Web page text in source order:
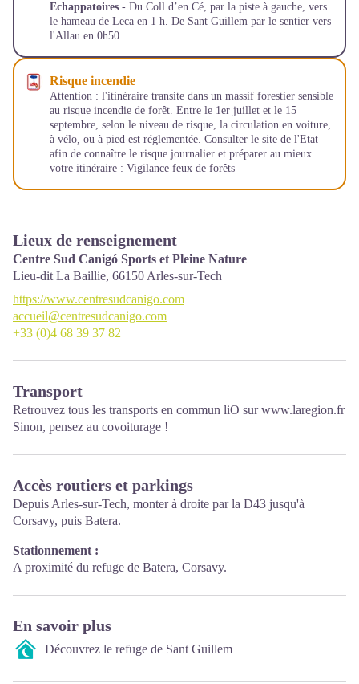
Echappatoires - Du Coll d’en Cé, par la piste à gauche, vers
le hameau de Leca en 1 h. De Sant Guillem par le sentier vers
l'Allau en 0h50.
Risque incendie
Attention : l'itinéraire transite dans un massif forestier sensible
au risque incendie de forêt. Entre le 1er juillet et le 15
septembre, selon le niveau de risque, la circulation en voiture,
à vélo, ou à pied est réglementée. Consulter le site de l'Etat
afin de connaître le risque journalier et préparer au mieux
votre itinéraire : Vigilance feux de forêts
Lieux de renseignement
Centre Sud Canigó Sports et Pleine Nature
Lieu-dit La Baillie, 66150 Arles-sur-Tech
https://www.centresudcanigo.com
accueil@centresudcanigo.com
+33 (0)4 68 39 37 82
Transport
Retrouvez tous les transports en commun liO surwww.laregion.fr
Sinon, pensez au covoiturage !
Accès routiers et parkings
Depuis Arles-sur-Tech, monter à droite par la D43 jusqu'à
Corsavy, puis Batera.
Stationnement :
A proximité du refuge de Batera, Corsavy.
En savoir plus
Découvrez le refuge de Sant Guillem